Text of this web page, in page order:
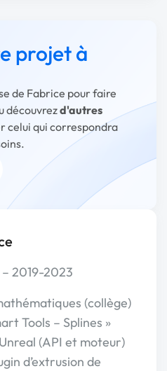
projet à
de Fabrice pour faire
découvrezd'autres
celui qui correspondra
2019-2023
(collège)
Tools – Splines »
(API et moteur)
d’extrusion de